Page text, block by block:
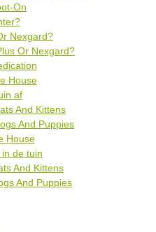
On
Nexgard?
Or Nexgard?
House
af
And Kittens
And Puppies
House
de tuin
And Kittens
And Puppies